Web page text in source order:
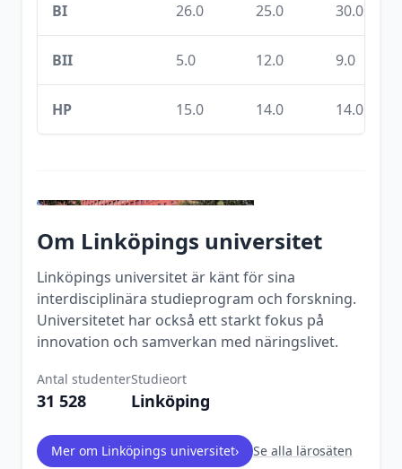
BI 26.0 25.0 30.0
BII 5.0 12.0 9.0
HP 15.0 14.0 14.0
Om Linköpings universitet
Linköpings universitet är känt för sina
interdisciplinära studieprogram och forskning.
Universitetet har också ett starkt fokus på
innovation och samverkan med näringslivet.
Antal studenter
31 528
Studieort
Linköping
Mer om Linköpings universitet› Se alla lärosäten